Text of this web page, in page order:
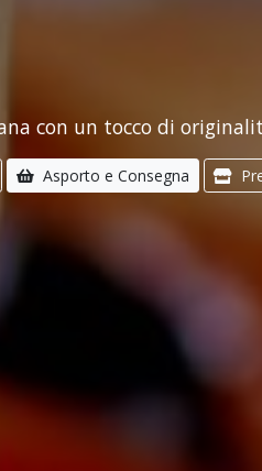
con un tocco di
Asporto e Consegna